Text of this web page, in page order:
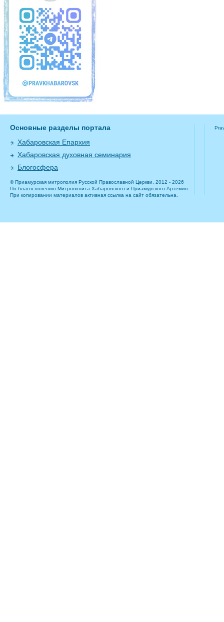
Основные разделы портала
Хабаровская Епархия
Хабаровская духовная семинария
Блогосфера
© Приамурская митрополия Русской Православной Церкви, 2012 - 2026
По благословению Митрополита Хабаровского и Приамурского Артемия.
При копировании материалов активная ссылка на сайт обязательна.